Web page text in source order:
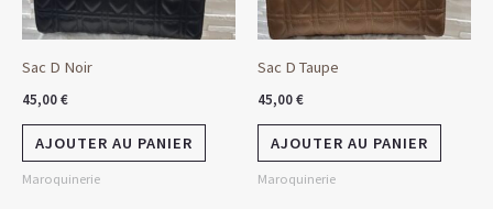
Sac D Noir
45,00€
AJOUTER AU PANIER
Maroquinerie
Sac D Taupe
45,00€
AJOUTER AU PANIER
Maroquinerie